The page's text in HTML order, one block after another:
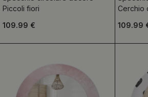
Piccoli fiori
109.99 €
Cerchio
109.99